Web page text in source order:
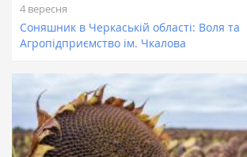
4 вересня
Соняшник в Черкаській області: Воля та
Агропідприємство ім. Чкалова